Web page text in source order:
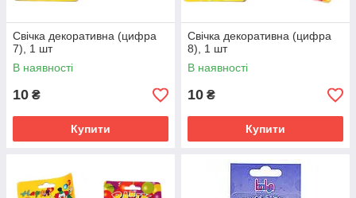
Свічка декоративна (цифра
7), 1 шт
В наявності
10 ₴
Купити
Свічка декоративна (цифра
8), 1 шт
В наявності
10 ₴
Купити